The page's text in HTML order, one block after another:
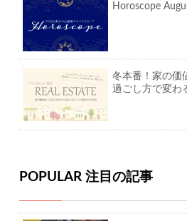
Horoscope
冬本番！家の価
過ごし方で変わ
POPULAR 注目の記事